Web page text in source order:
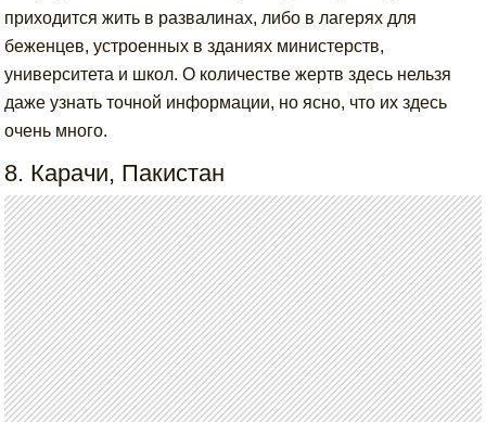
приходится жить в развалинах, либо в лагерях для
беженцев, устроенных в зданиях министерств,
университета и школ. О количестве жертв здесь нельзя
даже узнать точной информации, но ясно, что их здесь
очень много.
8. Карачи, Пакистан